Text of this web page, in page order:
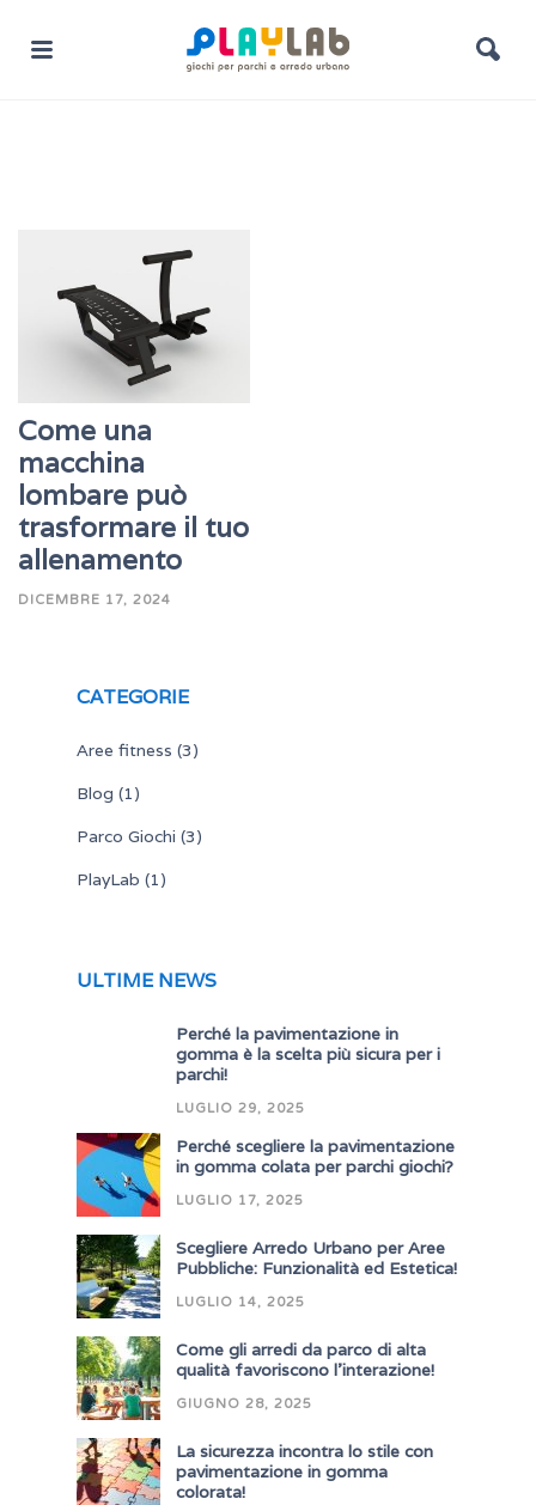
Come una
macchina
lombare può
trasformare il tuo
allenamento
DICEMBRE 17, 2024
CATEGORIE
Aree fitness (3)
Blog (1)
Parco Giochi (3)
PlayLab (1)
ULTIME NEWS
Perché la pavimentazione in
gomma è la scelta più sicura per i
parchi!
LUGLIO 29, 2025
Perché scegliere la pavimentazione
in gomma colata per parchi giochi?
LUGLIO 17, 2025
Scegliere Arredo Urbano per Aree
Pubbliche: Funzionalità ed Estetica!
LUGLIO 14, 2025
Come gli arredi da parco di alta
qualità favoriscono l’interazione!
GIUGNO 28, 2025
La sicurezza incontra lo stile con
pavimentazione in gomma
colorata!